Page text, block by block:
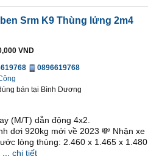
Srm K9 Thùng lửng 2m4
VND
0896619768
bán tại Bình Dương
(M/T) dẫn động 4x2.
dơi 920kg mới về 2023 💸 Nhận xe
lòng thùng: 2.460 x 1.465 x 1.480
chi tiết